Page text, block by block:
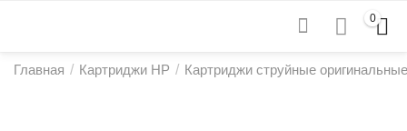
0
Главная / Картриджи HP / Картриджи струйные